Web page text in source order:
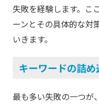
失敗を経験します。こ
ーンとその具体的な対
いきます。
キーワードの詰
最も多い失敗の一つが